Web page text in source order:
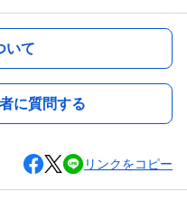
いて
に質問する
リンクをコピー